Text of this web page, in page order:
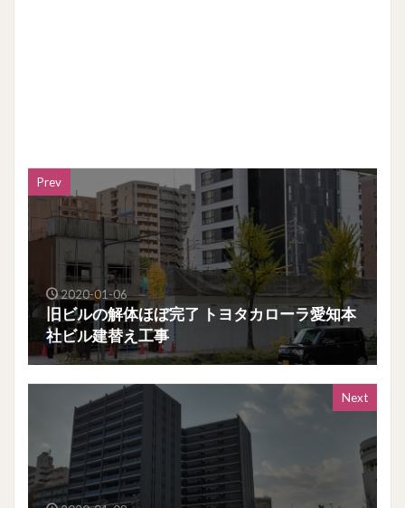
Prev
2020-01-06
旧ビルの解体ほぼ完了 トヨタカローラ愛知本
社ビル建替え工事
Next